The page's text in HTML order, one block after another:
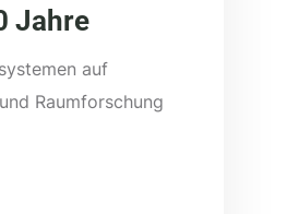
Jahre
auf
Raumforschung